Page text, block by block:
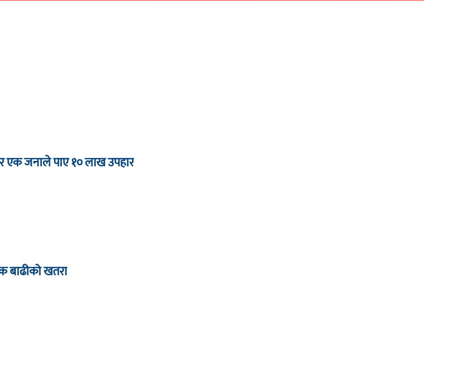
एक जनाले पाए १० लाख उपहार
बाढीको खतरा